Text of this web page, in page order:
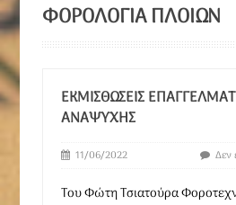
ΦΟΡΟΛΟΓΊΑ ΠΛΟΊΩΝ
ΕΚΜΙΣΘΏΣΕΙΣ
ΑΝΑΨΥΧΉΣ
11/06/2022 Δεν
Του Φώτη Τσιατούρα